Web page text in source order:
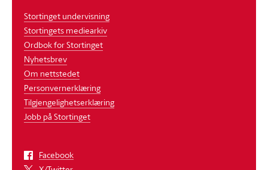
Stortinget undervisning
Stortingets mediearkiv
Ordbok for Stortinget
Nyhetsbrev
Om nettstedet
Personvernerklæring
Tilgjengelighetserklæring
Jobb på Stortinget
Facebook